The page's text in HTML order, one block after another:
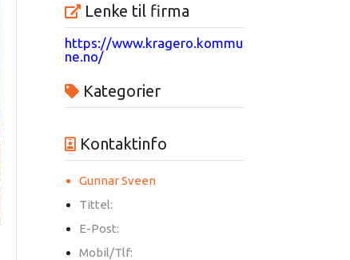
Lenke til firma
https://www.kragero.kommu
ne.no/
Kategorier
Kontaktinfo
Gunnar Sveen
Tittel:
E-Post:
Mobil/Tlf: